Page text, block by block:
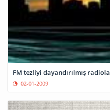
FM tezliyi dayandırılmış
02-01-2009